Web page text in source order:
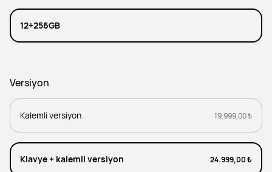
12+256GB
Versiyon
Kalemli versiyon 19.999,00 ₺
Klavye + kalemli versiyon 24.999,00 ₺